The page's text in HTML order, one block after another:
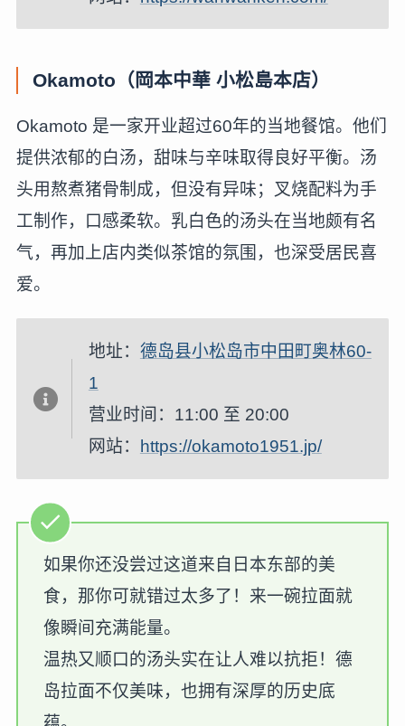
Okamoto（岡本中華 小松島本店）
Okamoto 是一家开业超过60年的当地餐馆。他们
提供浓郁的白汤，甜味与辛味取得良好平衡。汤
头用熬煮猪骨制成，但没有异味；叉烧配料为手
工制作，口感柔软。乳白色的汤头在当地颇有名
气，再加上店内类似茶馆的氛围，也深受居民喜
爱。
地址： 德岛县小松岛市中田町奥林60-
1
营业时间：11:00 至 20:00
网站：
https://okamoto1951.jp/
如果你还没尝过这道来自日本东部的美
食，那你可就错过太多了！来一碗拉面就
像瞬间充满能量。
温热又顺口的汤头实在让人难以抗拒！德
岛拉面不仅美味，也拥有深厚的历史底